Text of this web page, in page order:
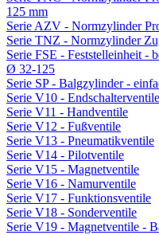
125 mm
Serie AZV - Normzylinder
Serie TNZ - Normzylinder
Serie FSE - Feststelleinheit -
Ø 32-125
Serie SP - Balgzylinder -
Serie V10 - Endschalterventile
Serie V11 - Handventile
Serie V12 - Fußventile
Serie V13 - Pneumatikventile
Serie V14 - Pilotventile
Serie V15 - Magnetventile
Serie V16 - Namurventile
Serie V17 - Funktionsventile
Serie V18 - Sonderventile
Serie V19 - Magnetventile -